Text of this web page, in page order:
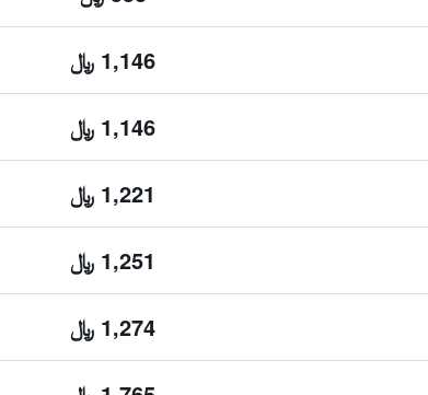
1,146 ﷼
1,146 ﷼
1,221 ﷼
1,251 ﷼
1,274 ﷼